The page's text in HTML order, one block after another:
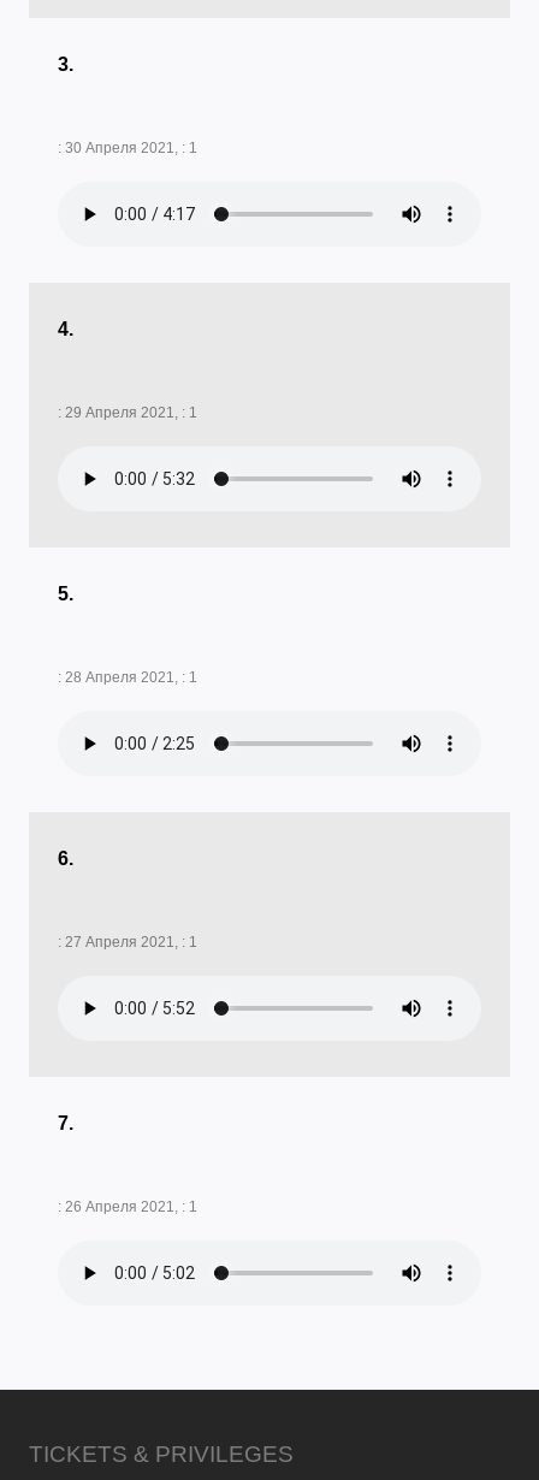
3.
: 30 Апреля 2021, : 1
4.
: 29 Апреля 2021, : 1
5.
: 28 Апреля 2021, : 1
6.
: 27 Апреля 2021, : 1
7.
: 26 Апреля 2021, : 1
TICKETS & PRIVILEGES